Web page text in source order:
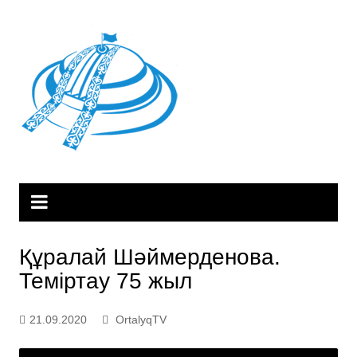
Құралай Шәймерденова.
Теміртау 75 жыл
21.09.2020 OrtalyqTV